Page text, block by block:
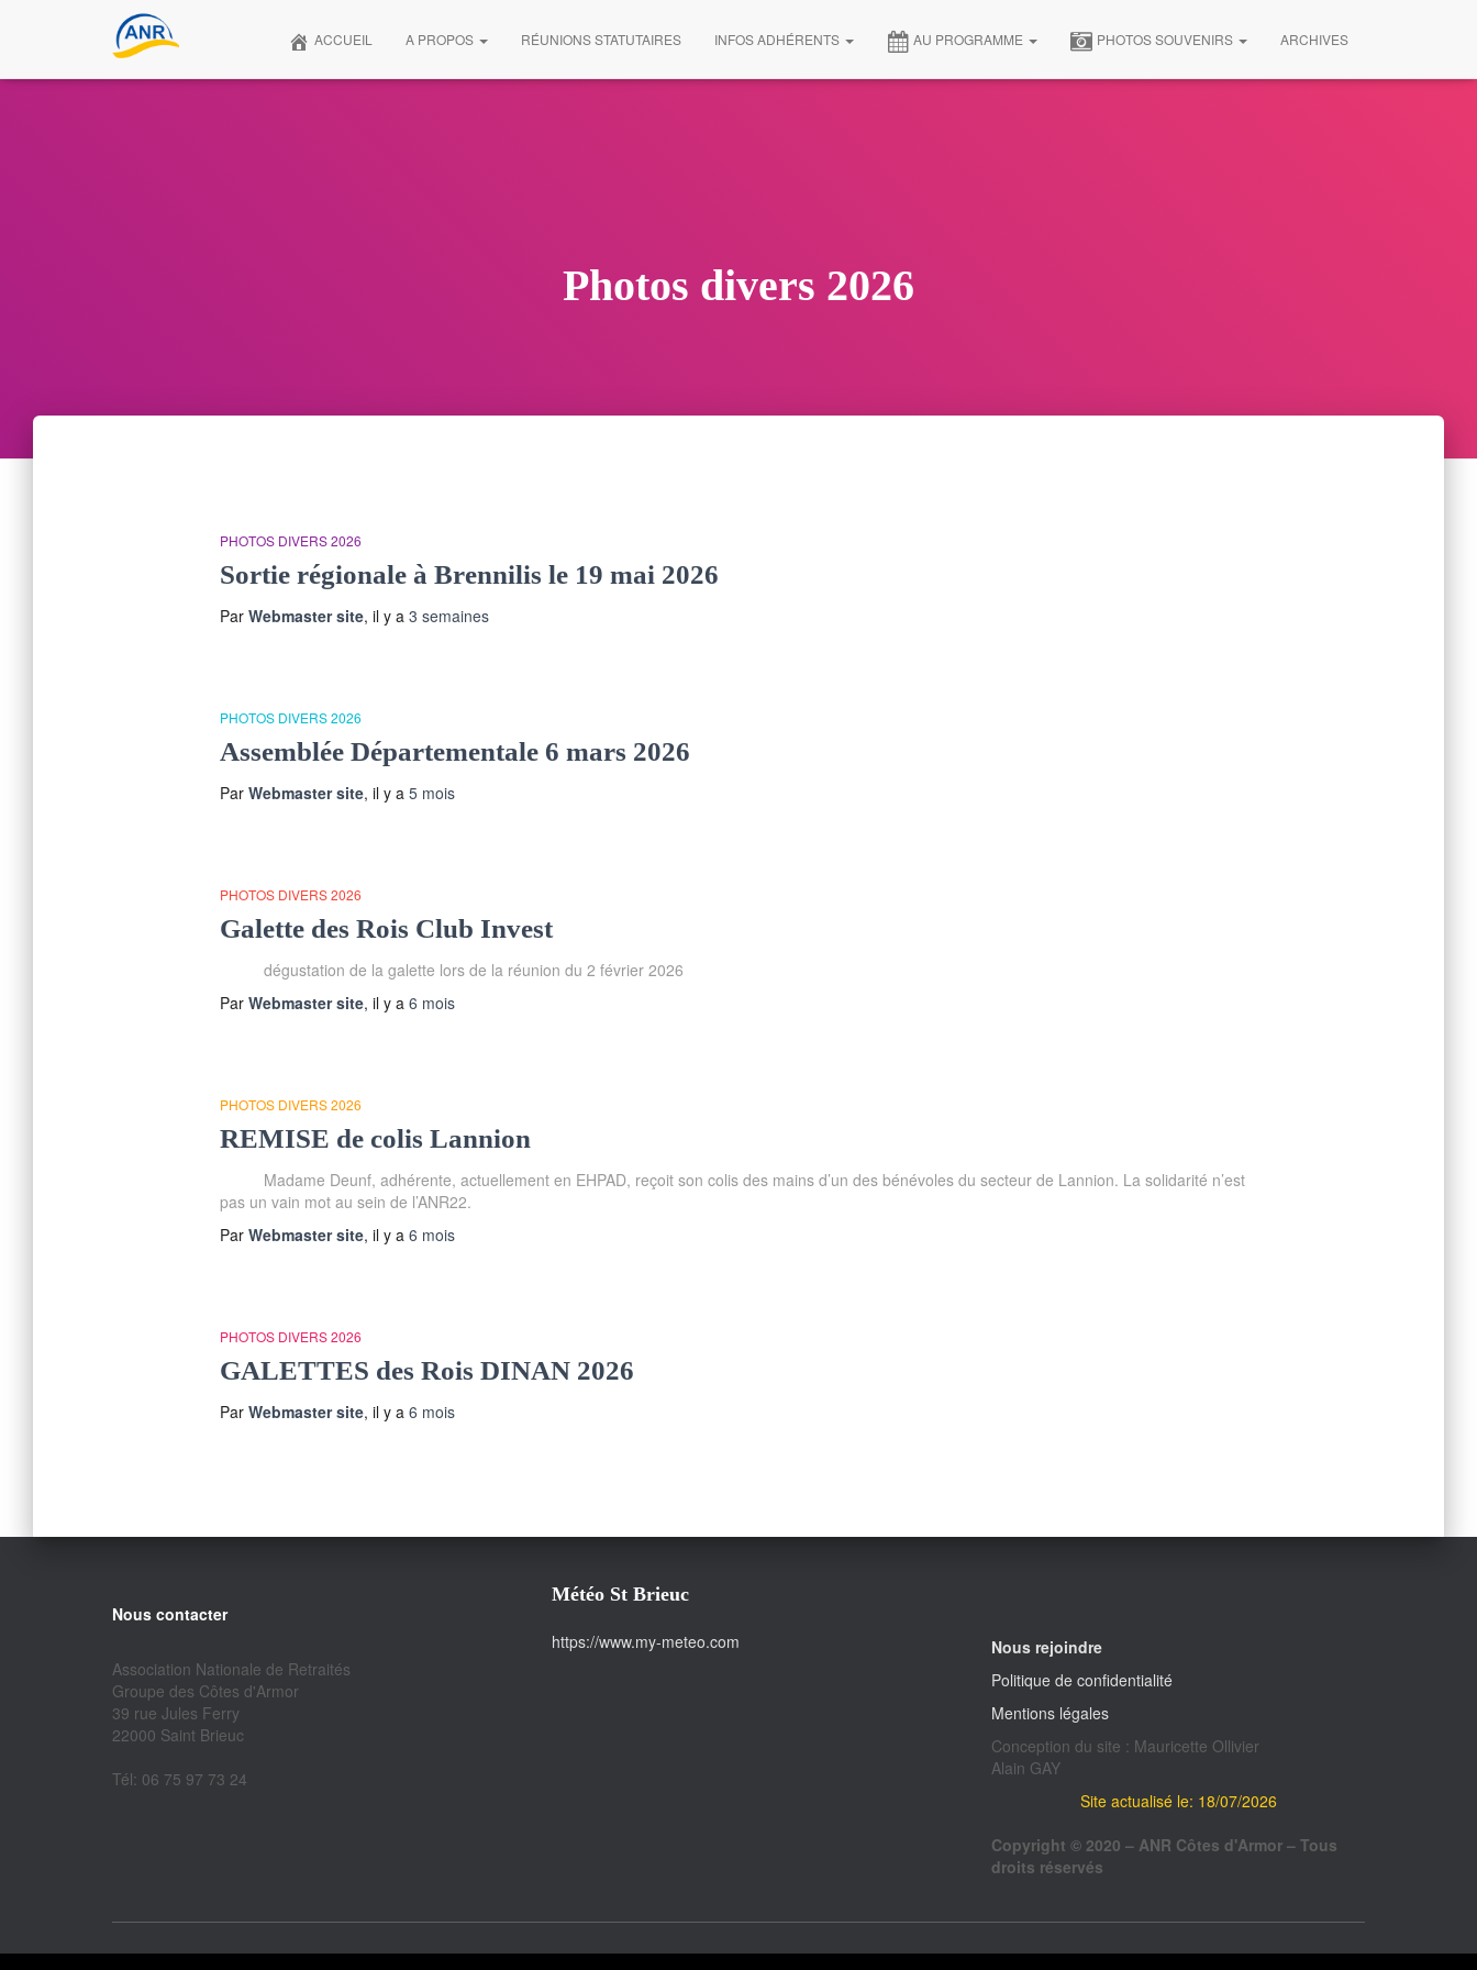
ACCUEIL A PROPOS RÉUNIONS STATUTAIRES INFOS ADHÉRENTS AU PROGRAMME PHOTOS SOUVENIRS ARCHIVES
Photos divers 2026
PHOTOS DIVERS 2026
Sortie régionale à Brennilis le 19 mai 2026
Par Webmaster site, il y a 3 semaines
PHOTOS DIVERS 2026
Assemblée Départementale 6 mars 2026
Par Webmaster site, il y a 5 mois
PHOTOS DIVERS 2026
Galette des Rois Club Invest
dégustation de la galette lors de la réunion du 2 février 2026
Par Webmaster site, il y a 6 mois
PHOTOS DIVERS 2026
REMISE de colis Lannion
Madame Deunf, adhérente, actuellement en EHPAD, reçoit son colis des mains d’un des bénévoles du secteur de Lannion. La solidarité n’est
pas un vain mot au sein de l’ANR22.
Par Webmaster site, il y a 6 mois
PHOTOS DIVERS 2026
GALETTES des Rois DINAN 2026
Par Webmaster site, il y a 6 mois
Nous contacter
Association Nationale de Retraités
Groupe des Côtes d'Armor
39 rue Jules Ferry
22000 Saint Brieuc
Tél: 06 75 97 73 24
Météo St Brieuc
https://www.my-meteo.com
Nous rejoindre
Politique de confidentialité
Mentions légales
Conception du site : Mauricette Ollivier
Alain GAY
Site actualisé le: 18/07/2026
Copyright © 2020 – ANR Côtes d'Armor – Tous
droits réservés